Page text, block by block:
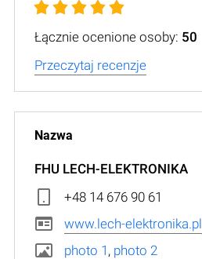
Łącznie ocenione osoby: 50
Przeczytaj recenzje
FHU LECH-ELEKTRONIKA
+48 14 676 90 61
www.lech-elektronika.pl
photo 1 , photo 2